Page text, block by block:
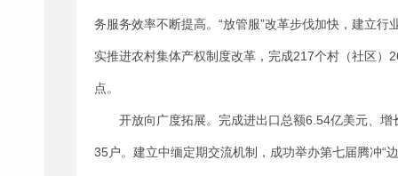
务服务效率不断提高。“放管服”改革步伐加快，建立
实推进农村集体产权制度改革，完成217个村（社区
点。
开放向广度拓展。完成进出口总额6.54亿美元、
35户。建立中缅定期交流机制，成功举办第七届腾冲“